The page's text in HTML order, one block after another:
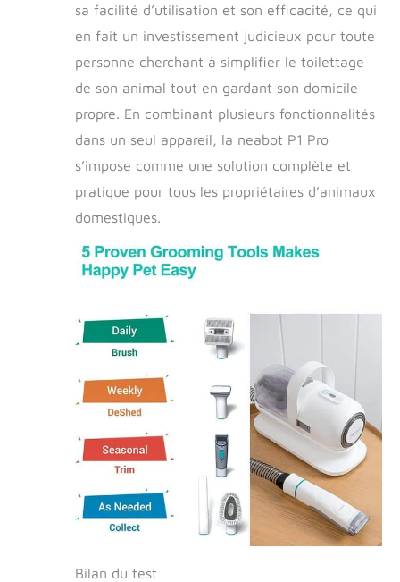
sa facilité d’utilisation et son efficacité, ce qui
en fait un investissement judicieux pour toute
personne cherchant à simplifier le toilettage
de son animal tout en gardant son domicile
propre. En combinant plusieurs fonctionnalités
dans un seul appareil, la neabot P1 Pro
s’impose comme une solution complète et
pratique pour tous les propriétaires d’animaux
domestiques.
Bilan du test